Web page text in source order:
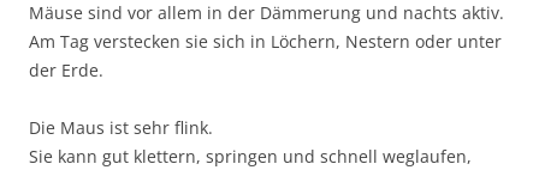
Mäuse sind vor allem in der Dämmerung und nachts aktiv.
Am Tag verstecken sie sich in Löchern, Nestern oder unter
der Erde.
Die Maus ist sehr flink.
Sie kann gut klettern, springen und schnell weglaufen,